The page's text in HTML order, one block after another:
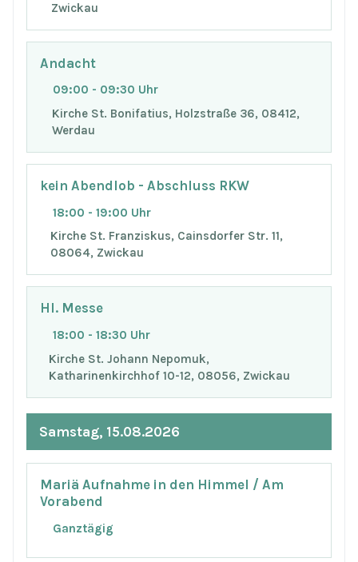
Zwickau
Andacht
09:00 - 09:30 Uhr
Kirche St. Bonifatius, Holzstraße 36, 08412,
Werdau
kein Abendlob - Abschluss RKW
18:00 - 19:00 Uhr
Kirche St. Franziskus, Cainsdorfer Str. 11,
08064, Zwickau
Hl. Messe
18:00 - 18:30 Uhr
Kirche St. Johann Nepomuk,
Katharinenkirchhof 10-12, 08056, Zwickau
Samstag, 15.08.2026
Mariä Aufnahme in den Himmel / Am
Vorabend
Ganztägig